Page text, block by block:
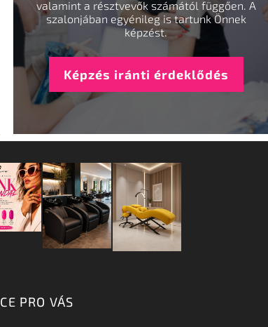
valamint a résztvevők számától függően. A
szalonjában egyénileg is tartunk Önnek
képzést.
Képzés iránti érdeklődés
PRO VÁS